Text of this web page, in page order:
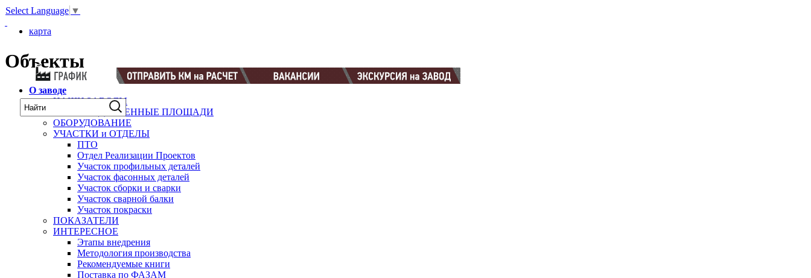
Select Language ▼
карта
Объекты
О заводе
НАШИ ЗАВОДЫ
ПРОИЗВОДСТВЕННЫЕ ПЛОЩАДИ
ОБОРУДОВАНИЕ
УЧАСТКИ и ОТДЕЛЫ
ПТО
Отдел Реализации Проектов
Участок профильных деталей
Участок фасонных деталей
Участок сборки и сварки
Участок сварной балки
Участок покраски
ПОКАЗАТЕЛИ
ИНТЕРЕСНОЕ
Этапы внедрения
Методология производства
Рекомендуемые книги
Поставка по ФАЗАМ